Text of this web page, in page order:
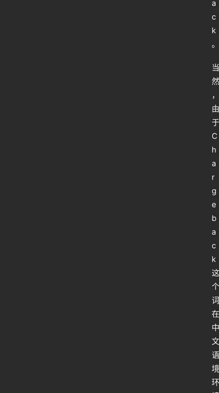
a
c
k
。
当
然
，
由
于
C
h
a
r
g
e
b
a
c
k
这
个
词
在
中
文
语
境
环